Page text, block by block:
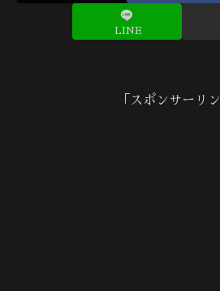
LINE
「スポンサーリン